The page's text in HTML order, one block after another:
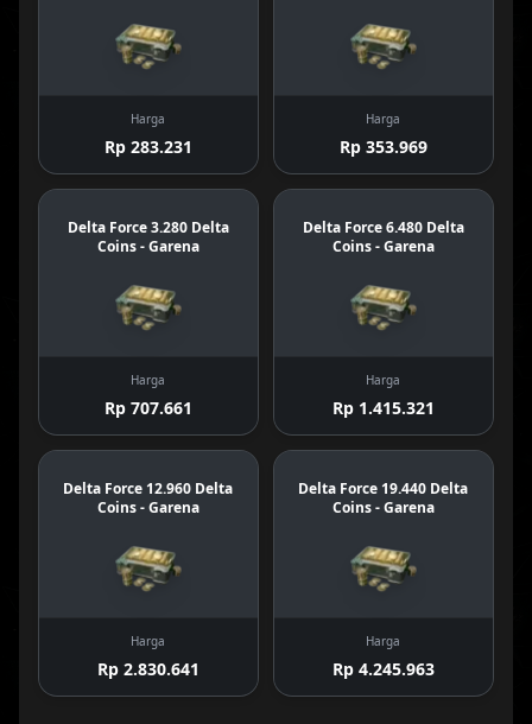
Harga
Rp 283.231
Harga
Rp 353.969
Delta Force 3.280 Delta
Coins - Garena
Harga
Rp 707.661
Delta Force 6.480 Delta
Coins - Garena
Harga
Rp 1.415.321
Delta Force 12.960 Delta
Coins - Garena
Harga
Rp 2.830.641
Delta Force 19.440 Delta
Coins - Garena
Harga
Rp 4.245.963